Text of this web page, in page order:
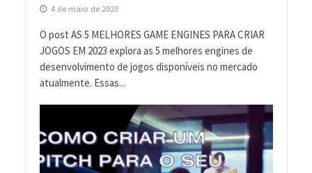
4 de maio de 2023
O post AS 5 MELHORES GAME ENGINES PARA CRIAR
JOGOS EM 2023 explora as 5 melhores engines de
desenvolvimento de jogos disponíveis no mercado
atualmente. Essas...